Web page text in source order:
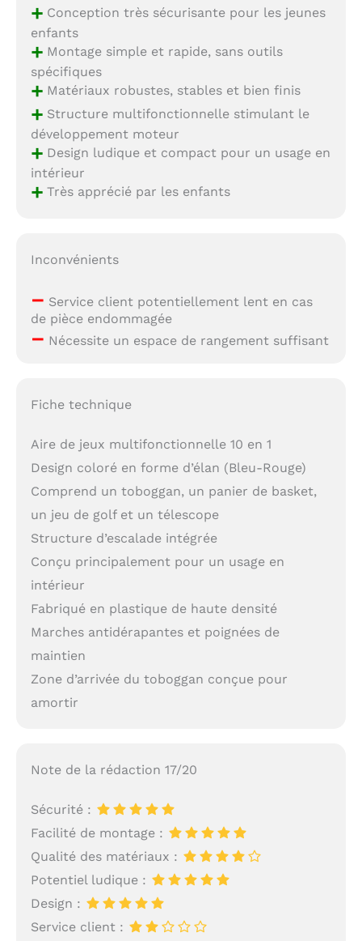
+Conception très sécurisante pour les jeunes
enfants
+Montage simple et rapide, sans outils
spécifiques
+Matériaux robustes, stables et bien finis
+Structure multifonctionnelle stimulant le
développement moteur
+Design ludique et compact pour un usage en
intérieur
+Très apprécié par les enfants
Inconvénients
– Service client potentiellement lent en cas
de pièce endommagée
– Nécessite un espace de rangement suffisant
Fiche technique
Aire de jeux multifonctionnelle 10 en 1
Design coloré en forme d’élan (Bleu-Rouge)
Comprend un toboggan, un panier de basket,
un jeu de golf et un télescope
Structure d’escalade intégrée
Conçu principalement pour un usage en
intérieur
Fabriqué en plastique de haute densité
Marches antidérapantes et poignées de
maintien
Zone d’arrivée du toboggan conçue pour
amortir
Note de la rédaction 17/20
Sécurité :
Facilité de montage :
Qualité des matériaux :
Potentiel ludique :
Design :
Service client :